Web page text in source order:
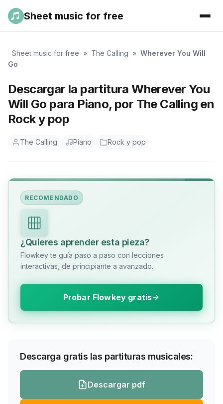
Sheet music for free
Sheet music for free » The Calling » Wherever You Will
Go
Descargar la partitura Wherever You
Will Go para Piano, por The Calling en
Rock y pop
The Calling Piano Rock y pop
RECOMENDADO
¿Quieres aprender esta pieza?
Flowkey te guía paso a paso con lecciones
interactivas, de principiante a avanzado.
Probar Flowkey gratis
Descarga gratis las partituras musicales:
Descargar pdf